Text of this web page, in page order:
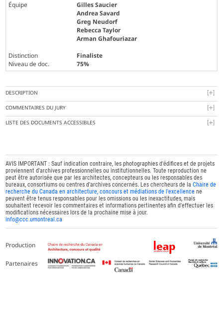
Équipe
Gilles Saucier
Andrea Savard
Greg Neudorf
Rebecca Taylor
Arman Ghafouriazar
Distinction
Finaliste
Niveau de doc.
75%
DESCRIPTION
COMMENTAIRES DU JURY
LISTE DES DOCUMENTS ACCESSIBLES
AVIS IMPORTANT : Sauf indication contraire, les photographies d'édifices et de projets
proviennent d'archives professionnelles ou institutionnelles. Toute reproduction ne
peut être autorisée que par les architectes, concepteurs ou les responsables des
bureaux, consortiums ou centres d'archives concernés. Les chercheurs de laChaire de
recherche du Canada en architecture, concours et médiations de l'excellence ne
peuvent être tenus responsables pour les omissions ou les inexactitudes, mais
souhaitent recevoir les commentaires et informations pertinentes afin d'effectuer les
modifications nécessaires lors de la prochaine mise à jour.
info@ccc.umontreal.ca
Production
Partenaires